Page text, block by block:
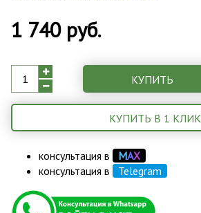
1 740 руб.
КУПИТЬ
КУПИТЬ В 1 КЛИК
консультация в МАХ
консультация в Telegram